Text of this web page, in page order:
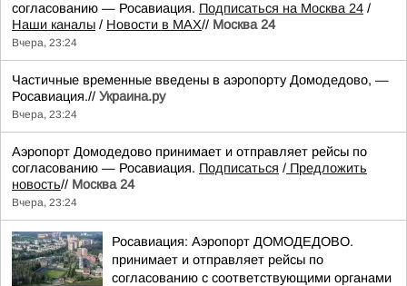
согласованию — Росавиация. Подписаться на Москва 24 /
Наши каналы / Новости в MAX// Москва 24
Вчера, 23:24
Частичные временные введены в аэропорту Домодедово, —
Росавиация.// Украина.ру
Вчера, 23:24
Аэропорт Домодедово принимает и отправляет рейсы по
согласованию — Росавиация. Подписаться / Предложить
новость// Москва 24
Вчера, 23:24
Росавиация: Аэропорт ДОМОДЕДОВО.
принимает и отправляет рейсы по
согласованию с соответствующими органами